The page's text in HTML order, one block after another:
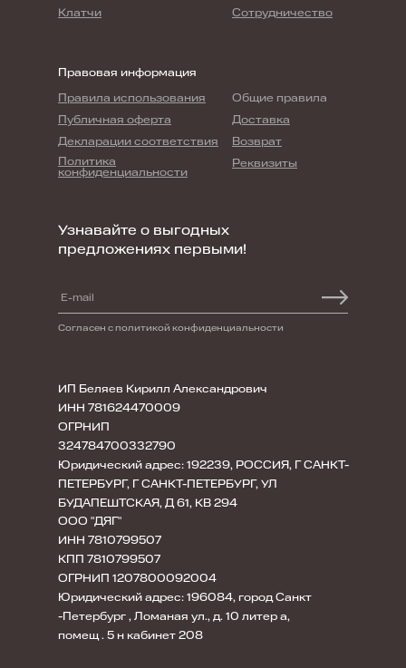
Правила использования
Правовая информация
ИП Беляев Кирилл Александрович
ИНН 781624470009
ОГРНИП
324784700332790
Юридический адрес: 192239, РОССИЯ, Г САНКТ-
ПЕТЕРБУРГ, Г САНКТ-ПЕТЕРБУРГ, УЛ
БУДАПЕШТСКАЯ, Д 61, КВ 294
Общие правила
Возврат
Декларации соответствия
Реквизиты
Политика
конфиденциальности
Доставка
Публичная оферта
Клатчи Сотрудничество
Согласен с политикой конфиденциальности
Узнавайте о выгодных
предложениях первыми!
ООО "ДЯГ"
ИНН 7810799507
КПП 7810799507
ОГРНИП 1207800092004
Юридический адрес: 196084, город Санкт
-Петербург , Ломаная ул., д. 10 литер а,
помещ . 5 н кабинет 208